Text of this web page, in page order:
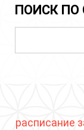
ПОИСК ПО
расписание